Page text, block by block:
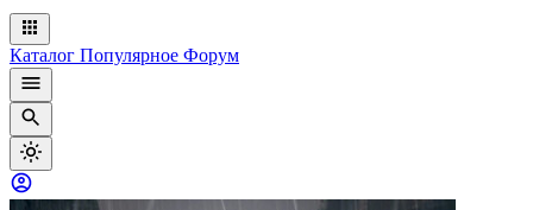
Каталог Популярное Форум